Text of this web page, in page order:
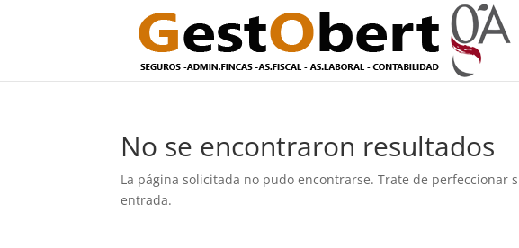
No se encontraron resultados
La página solicitada no pudo encontrarse. Trate de perfeccionar
entrada.